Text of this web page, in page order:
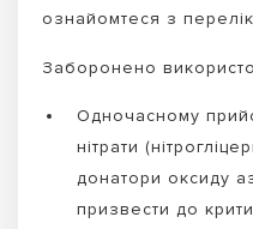
ознайомтеся з
Заборонено
Одночасному
нітрати
донатори оксиду
призвести до